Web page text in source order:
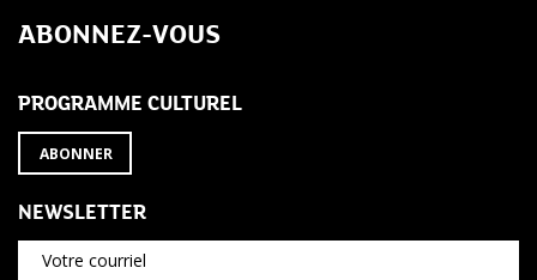
ABONNEZ-VOUS
PROGRAMME CULTUREL
ABONNER
NEWSLETTER
Votre courriel